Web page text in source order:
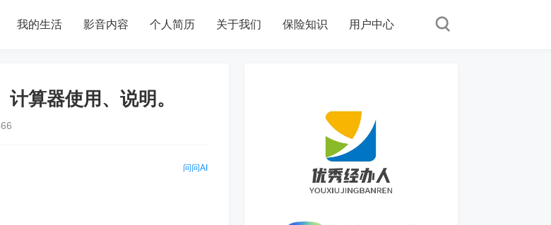
我的生活 影音内容 个人简历 关于我们 保险知识 用户中心
算器使用、说明。
问问AI